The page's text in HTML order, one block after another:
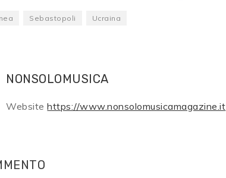
Sebastopoli Ucraina
NONSOLOMUSICA
Website https://www.nonsolomusicamagazine.it